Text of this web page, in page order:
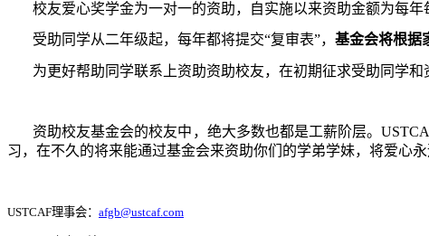
校友爱心奖学金为一对一的资助，自实施以来资助金额为每年
受助同学从二年级起，每年都将提交“复审表”， 基金会将根据
为更好帮助同学联系上资助资助校友，在初期征求受助同学
资助校友基金会的校友中，绝大多数也都是工薪阶层。
习，在不久的将来能通过基金会来资助你们的学弟学妹，将爱心永
USTCAF理事会： afgb@ustcaf.com